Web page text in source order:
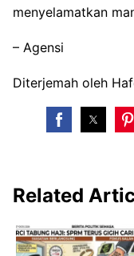
menyelamatkan
– Agensi
Diterjemah oleh
Related